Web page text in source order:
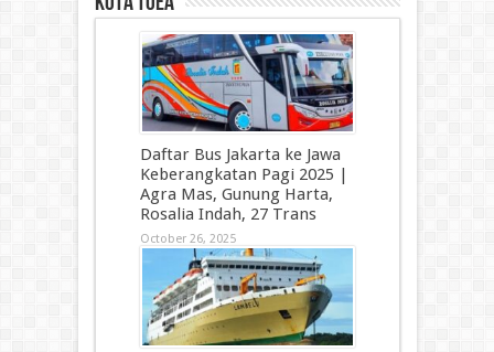
Daftar Bus Jakarta ke Jawa
Keberangkatan Pagi 2025 |
Agra Mas, Gunung Harta,
Rosalia Indah, 27 Trans
October 26, 2025